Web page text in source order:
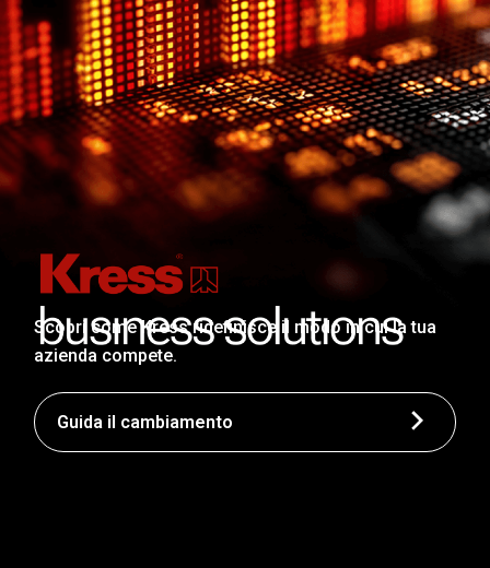
Scopri come Kress ridefinisce il modo in cui la tua
azienda compete.
Guida il cambiamento